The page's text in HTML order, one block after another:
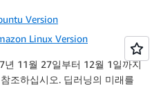
Version
Linux Version
년 11월 27일부터 12월 1일까지
조하십시오. 딥러닝의 미래를